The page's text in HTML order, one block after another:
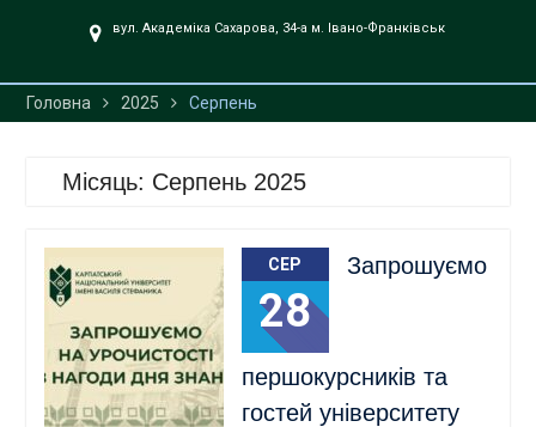
вул. Академіка Сахарова, 34-а м. Івано-Франківськ
Головна 2025 Серпень
Місяць: Серпень 2025
СЕР
28
Запрошуємо
першокурсників та
гостей університету